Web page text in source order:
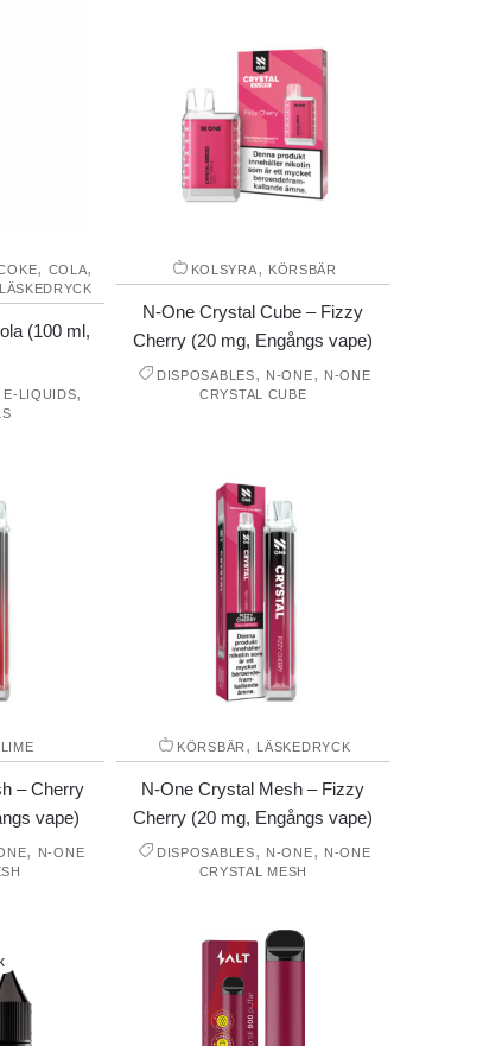
, COLA,
LÄSKEDRYCK
(100 ml,
E-LIQUIDS,
KOLSYRA, KÖRSBÄR
N-One Crystal Cube – Fizzy
Cherry (20 mg, Engångs vape)
DISPOSABLES, N-ONE, N-ONE
CRYSTAL CUBE
LIME
– Cherry
vape)
,
N-ONE
KÖRSBÄR , LÄSKEDRYCK
N-One Crystal Mesh – Fizzy
Cherry (20 mg, Engångs vape)
DISPOSABLES, N-ONE, N-ONE
CRYSTAL MESH